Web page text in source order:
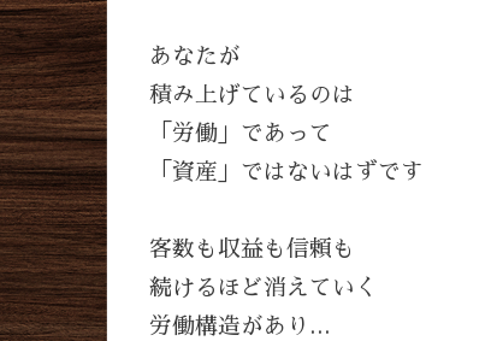
あなたが
積み上げているのは
「労働」であって
「資産」ではないはずです
客数も収益も信頼も
続けるほど消えていく
労働構造があり…